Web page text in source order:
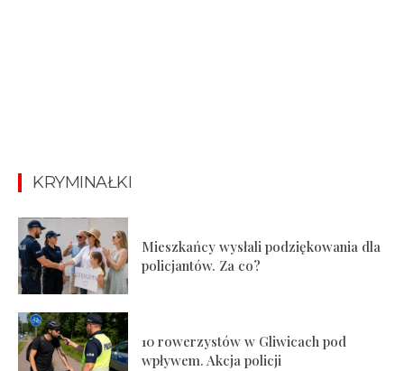
KRYMINAŁKI
Mieszkańcy wysłali podziękowania dla
policjantów. Za co?
10 rowerzystów w Gliwicach pod
wpływem. Akcja policji